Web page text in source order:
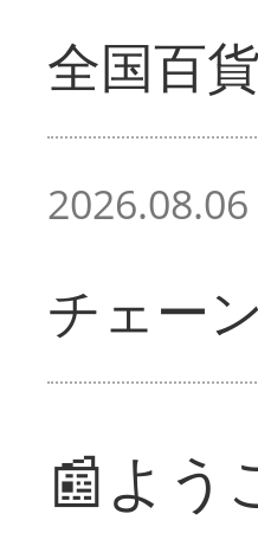
全国百
2026.08.06
チェー
📰よう